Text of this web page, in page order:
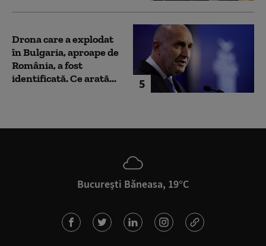
5
Drona care a explodat
în Bulgaria, aproape de
România, a fost
identificată. Ce arată...
București Băneasa, 19°C